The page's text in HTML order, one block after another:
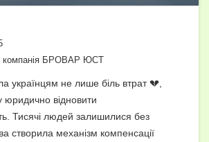
компанія БРОВАР ЮСТ
українцям не лише біль втрат 💔,
юридично відновити
Тисячі людей залишилися без
створила механізм компенсації